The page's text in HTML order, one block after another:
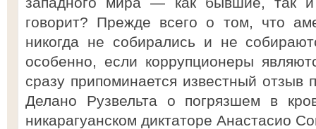
говорит? Прежде всего о том, что
никогда не собирались и не
особенно, если коррупционеры
сразу припоминается известный
Делано Рузвельта о погрязшем в
никарагуанском диктаторе Анастасио